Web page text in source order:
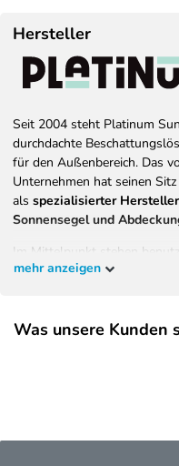
Hersteller
Seit 2004 steht Platinum
durchdachte
für den Außenbereich. Das
Unternehmen hat seinen
als spezialisierter
Sonnensegel und
Im Mittelpunkt stehen
Materialien und eine
Terrasse oder dem Balkon
Ergebnis ist eine vielseitige,
Funktionalität, Design und
mehr anzeigen
Was unsere Kunden